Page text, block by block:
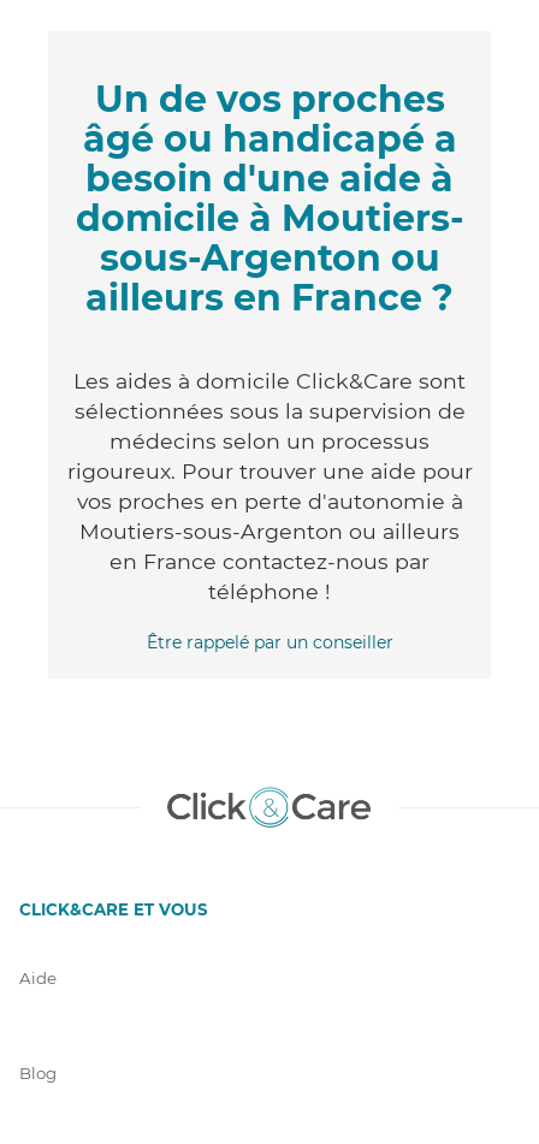
Un de vos proches
âgé ou handicapé a
besoin d'une aide à
domicile à Moutiers-
sous-Argenton ou
ailleurs en France ?
Les aides à domicile Click&Care sont
sélectionnées sous la supervision de
médecins selon un processus
rigoureux. Pour trouver une aide pour
vos proches en perte d'autonomie à
Moutiers-sous-Argenton ou ailleurs
en France contactez-nous par
téléphone !
Être rappelé par un conseiller
CLICK&CARE ET VOUS
Aide
Blog